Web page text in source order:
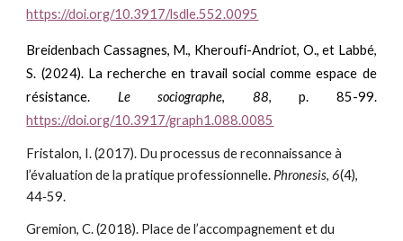
https://doi.org/10.3917/lsdle.552.0095
Breidenbach Cassagnes, M., Kheroufi-Andriot, O., et Labbé,
S. (2024). La recherche en travail social comme espace de
résistance. Le sociographe, 88, p. 85-99.
https://doi.org/10.3917/graph1.088.0085
Fristalon, I. (2017). Du processus de reconnaissance à
l’évaluation de la pratique professionnelle. Phronesis,6(4),
44‑59.
Gremion, C. (2018). Place de l’accompagnement et du